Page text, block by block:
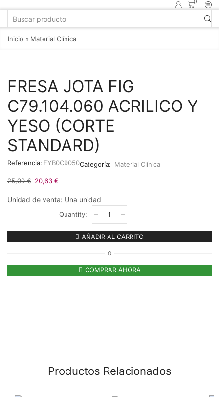
0
Inicio Material Clínica
FRESA JOTA FIG
C79.104.060 ACRILICO Y
YESO (CORTE
STANDARD)
Referencia: FYB0C9050Categoría: Material Clínica
25,00€ 20,63 €
Unidad de venta: Una unidad
AÑADIR AL CARRITO
O
COMPRAR AHORA
Productos Relacionados